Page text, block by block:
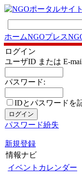
ホームNGOプレス
ログイン
ユーザID または E-
パスワード:
IDとパスワードを
パスワード紛失
新規登録
情報ナビ
イベントカレンダー